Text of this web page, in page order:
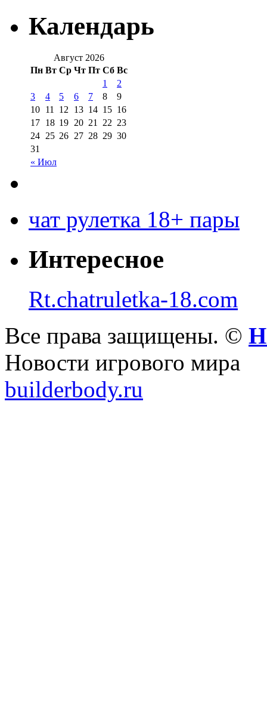
Календарь
Август 2026
Пн Вт Ср Чт Пт Сб Вс
« Июл
1
2
3
4 5 6 7 8
9
10 11 12 13 14 15 16
17 18 19 20 21 22 23
24 25 26 27 28 29 30
31
чат рулетка 18+ пары
Интересное
Rt.chatruletka-18.com
Все права защищены. ©
Новости игрового мира
builderbody.ru